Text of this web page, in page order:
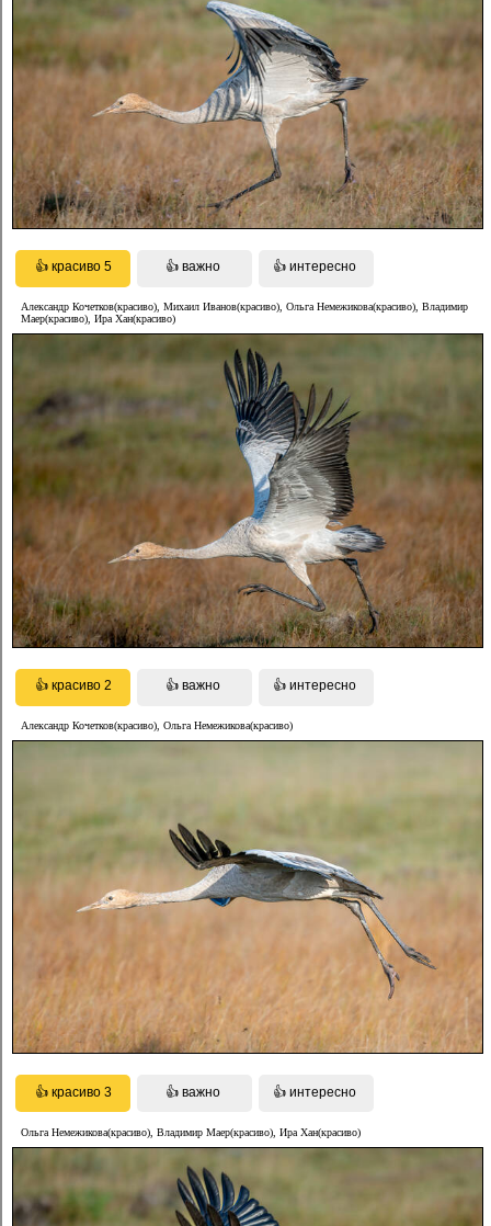
Александр Кочетков(красиво), Михаил Иванов(красиво), Ольга Немежикова(красиво), Владимир
Маер(красиво), Ира Хан(красиво)
Александр Кочетков(красиво), Ольга Немежикова(красиво)
Ольга Немежикова(красиво), Владимир Маер(красиво), Ира Хан(красиво)